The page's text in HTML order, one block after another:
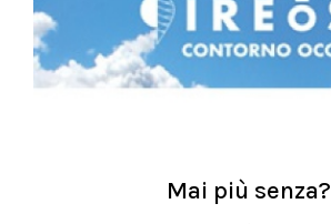
Mai più senza?